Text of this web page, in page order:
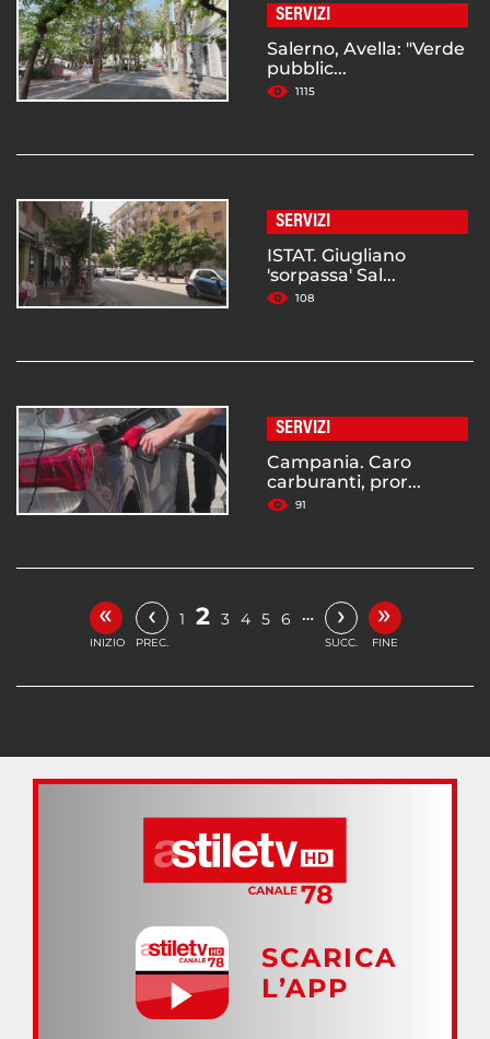
SERVIZI
Salerno, Avella: "Verde
pubblic...
1115
SERVIZI
ISTAT. Giugliano
'sorpassa' Sal...
108
SERVIZI
Campania. Caro
carburanti, pror...
91
«
INIZIO
‹
PREC.
1 2 3 4 5 6 … ›
SUCC.
»
FINE
SCARICA
L’APP